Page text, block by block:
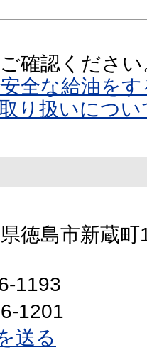
確認ください
全な給油を
り扱いについ
徳島市新蔵
1193
1201
送る